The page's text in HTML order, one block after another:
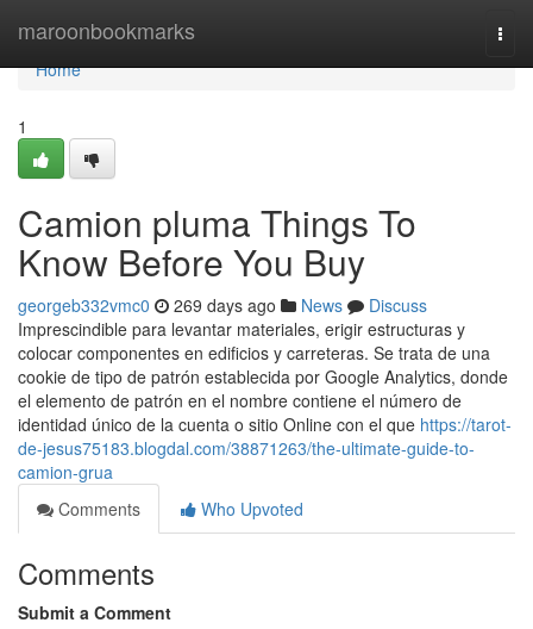
maroonbookmarks
Home
Home
1
Camion pluma Things To
Know Before You Buy
georgeb332vmc0 269 days ago News
Discuss
Imprescindible para levantar materiales, erigir estructuras y
colocar componentes en edificios y carreteras. Se trata de una
cookie de tipo de patrón establecida por Google Analytics, donde
el elemento de patrón en el nombre contiene el número de
identidad único de la cuenta o sitio Online con el que https://tarot-
de-jesus75183.blogdal.com/38871263/the-ultimate-guide-to-
camion-grua
Comments
Who Upvoted
Comments
Submit a Comment